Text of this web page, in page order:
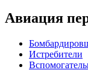
Авиация
Истребители